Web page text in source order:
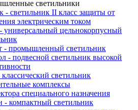
светильники
- светильник II класс защиты от
электрическим током
универсальный цельнокорпусный
- промышленный светильник
- подвесной светильник высокой
светильник
комплексы
специального назначения
- компактный светильник